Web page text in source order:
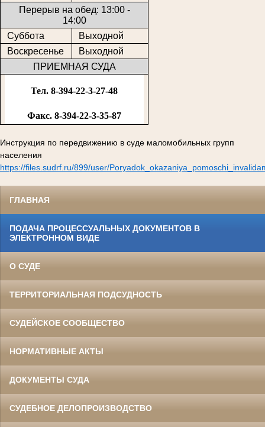
Перерыв на обед: 13:00 -
14:00
Суббота
Выходной
Воскресенье
Выходной
ПРИЕМНАЯ СУДА
Тел. 8-394-22-3-27-48
Факс. 8-394-22-3-35-87
Инструкция по передвижению в суде маломобильных групп
населения
https://files.sudrf.ru/899/user/
ГЛАВНАЯ
ПОДАЧА ПРОЦЕССУАЛЬНЫХ ДОКУМЕНТОВ В
ЭЛЕКТРОННОМ ВИДЕ
О СУДЕ
ТЕРРИТОРИАЛЬНАЯ ПОДСУДНОСТЬ
СУДЕЙСКОЕ СООБЩЕСТВО
НОРМАТИВНЫЕ АКТЫ
ДОКУМЕНТЫ СУДА
СУДЕБНОЕ ДЕЛОПРОИЗВОДСТВО